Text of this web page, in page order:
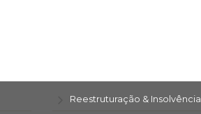
Reestruturação & Insolvência